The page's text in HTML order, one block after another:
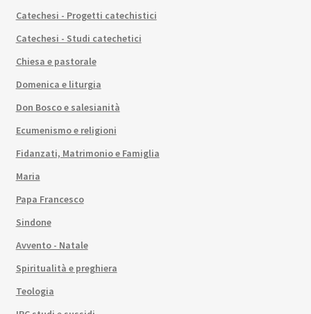
Catechesi - Progetti catechistici
Catechesi - Studi catechetici
Chiesa e pastorale
Domenica e liturgia
Don Bosco e salesianità
Ecumenismo e religioni
Fidanzati, Matrimonio e Famiglia
Maria
Papa Francesco
Sindone
Avvento - Natale
Spiritualità e preghiera
Teologia